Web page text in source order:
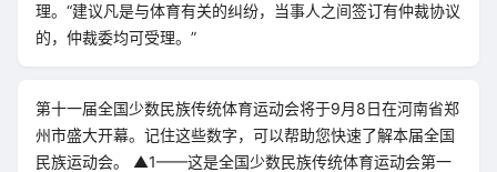
理。“建议凡是与体育有关的纠纷，当事人之间签订有仲裁协议
的，仲裁委均可受理。”
第十一届全国少数民族传统体育运动会将于9月8日在河南省郑
州市盛大开幕。记住这些数字，可以帮助您快速了解本届全国
民族运动会。 ▲1——这是全国少数民族传统体育运动会第一